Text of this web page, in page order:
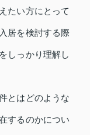
たい方にとって
居を検討する際
しっかり理解し
とはどのような
するのかについ